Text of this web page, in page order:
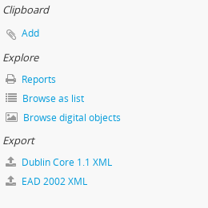
Clipboard
Add
Explore
Reports
Browse as list
Browse digital objects
Export
Dublin Core 1.1 XML
EAD 2002 XML